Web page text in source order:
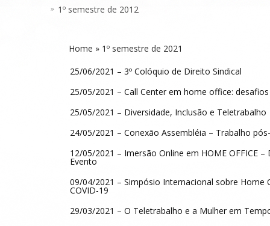
1º semestre de 2012
Home » 1º semestre de 2021
25/06/2021 – 3º Colóquio de Direito Sindical
25/05/2021 – Call Center em home office:
25/05/2021 – Diversidade, Inclusão e Teletrabalho
24/05/2021 – Conexão Assembléia – Trabalho
12/05/2021 – Imersão Online em HOME OFFICE –
Evento
09/04/2021 – Simpósio Internacional sobre Home
COVID-19
29/03/2021 – O Teletrabalho e a Mulher em